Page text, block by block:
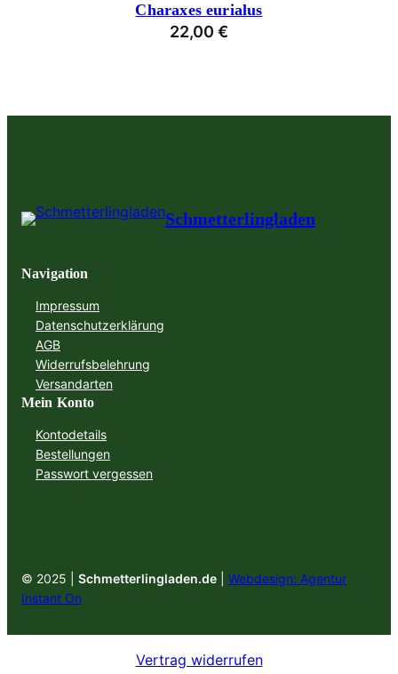
Charaxes eurialus
22,00 €
Schmetterlingladen
Navigation
Impressum
Datenschutzerklärung
AGB
Widerrufsbelehrung
Versandarten
Mein Konto
Kontodetails
Bestellungen
Passwort vergessen
© 2025 | Schmetterlingladen.de
Webdesign: Agentur
Instant On
Vertrag widerrufen